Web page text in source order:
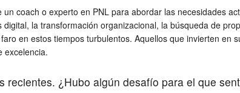
coach o experto en PNL para abordar las necesidades
la transformación organizacional, la búsqueda de
en estos tiempos turbulentos. Aquellos que invierten en
excelencia.
recientes. ¿Hubo algún desafío para el que